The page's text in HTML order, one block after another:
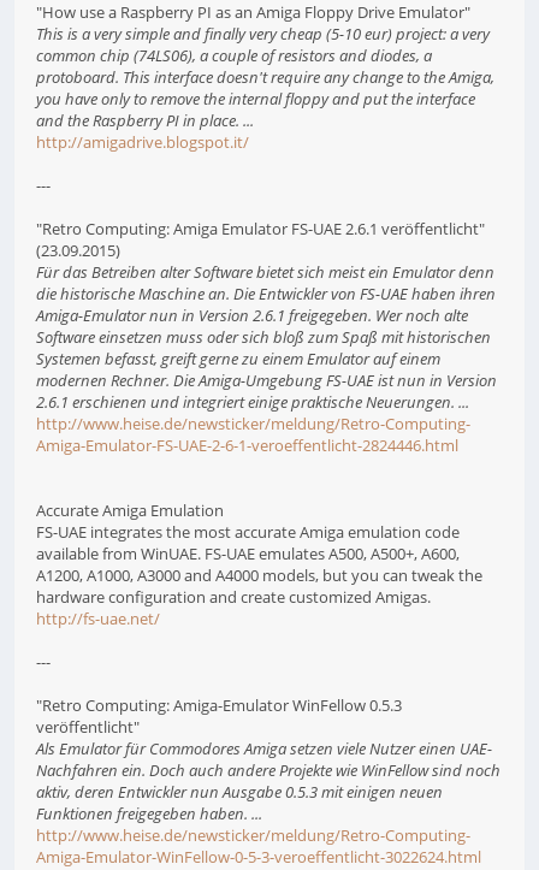
"How use a Raspberry PI as an Amiga Floppy Drive Emulator"
This is a very simple and finally very cheap (5-10 eur) project: a very
common chip (74LS06), a couple of resistors and diodes, a
protoboard. This interface doesn't require any change to the Amiga,
you have only to remove the internal floppy and put the interface
and the Raspberry PI in place. ...
http://amigadrive.blogspot.it/
---
"Retro Computing: Amiga Emulator FS-UAE 2.6.1 veröffentlicht"
(23.09.2015)
Für das Betreiben alter Software bietet sich meist ein Emulator denn
die historische Maschine an. Die Entwickler von FS-UAE haben ihren
Amiga-Emulator nun in Version 2.6.1 freigegeben. Wer noch alte
Software einsetzen muss oder sich bloß zum Spaß mit historischen
Systemen befasst, greift gerne zu einem Emulator auf einem
modernen Rechner. Die Amiga-Umgebung FS-UAE ist nun in Version
2.6.1 erschienen und integriert einige praktische Neuerungen. ...
http://www.heise.de/newsticker/meldung/Retro-Computing-
Amiga-Emulator-FS-UAE-2-6-1-veroeffentlicht-2824446.html
Accurate Amiga Emulation
FS-UAE integrates the most accurate Amiga emulation code
available from WinUAE. FS-UAE emulates A500, A500+, A600,
A1200, A1000, A3000 and A4000 models, but you can tweak the
hardware configuration and create customized Amigas.
http://fs-uae.net/
---
"Retro Computing: Amiga-Emulator WinFellow 0.5.3
veröffentlicht"
Als Emulator für Commodores Amiga setzen viele Nutzer einen UAE-
Nachfahren ein. Doch auch andere Projekte wie WinFellow sind noch
aktiv, deren Entwickler nun Ausgabe 0.5.3 mit einigen neuen
Funktionen freigegeben haben. ...
http://www.heise.de/newsticker/meldung/Retro-Computing-
Amiga-Emulator-WinFellow-0-5-3-veroeffentlicht-3022624.html